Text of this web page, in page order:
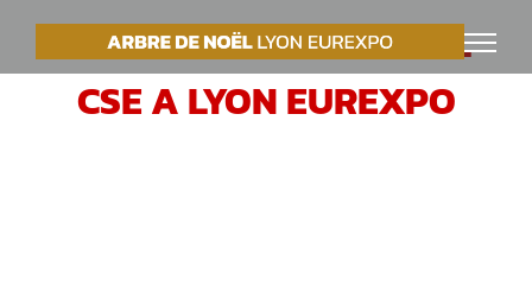
PasserVOTRE ARBRE DE NOËL
CSE A LYON EUREXPO